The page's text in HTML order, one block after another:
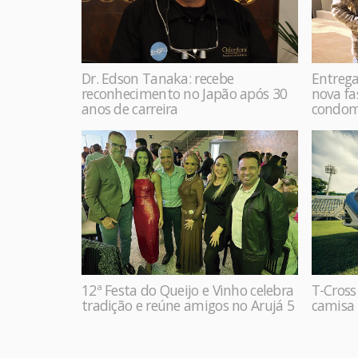
Dr. Edson Tanaka: recebe
reconhecimento no Japão após 30
anos de carreira
nova
12ª Festa do Queijo e Vinho celebra
tradição e reúne amigos no Arujá 5
T-
camisa